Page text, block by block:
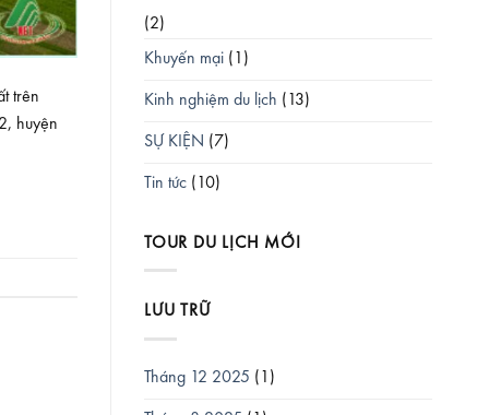
trên
huyện
(2)
Khuyến mại (1)
Kinh nghiệm du lịch (13)
SỰ KIỆN (7)
Tin tức (10)
TOUR DU LỊCH MỚI
LƯU TRỮ
Tháng 12 2025 (1)